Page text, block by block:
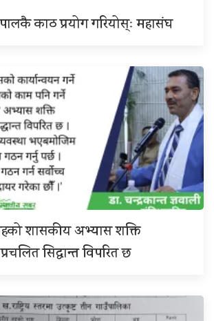
काठ प्रयोग गरियोस्ः महासंघ
शासकीय अभ्यास शक्ति
सिद्धान्त विपरित छ